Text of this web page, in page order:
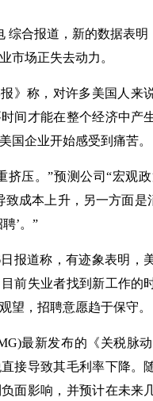
综合报道，新的数据表
市场正失去动力。
》称，对许多美国人来
间才能在整个经济中产
国企业开始感受到痛苦。
挤压。”预测公司“宏观
致成本上升，另一方面
’。”
日报道称，有迹象表明，
前失业者找到新工作的
望，招聘意愿趋于保守。
最新发布的《关税脉
接导致其毛利率下降。
面影响，并预计在未来